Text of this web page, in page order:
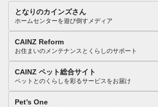
となりのカインズさん
ホームセンターを遊び倒すメディア
CAINZ Reform
お住まいのメンテナンスとくらしのサポート
CAINZ ペット総合サイト
ペットとのくらしを彩るサービスをお届け
Pet’s One